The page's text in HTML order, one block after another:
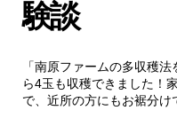
7.まとめ：多収
験談
「南原ファームの多収穫
ら4玉も収穫できました！
で、近所の方にもお裾分け